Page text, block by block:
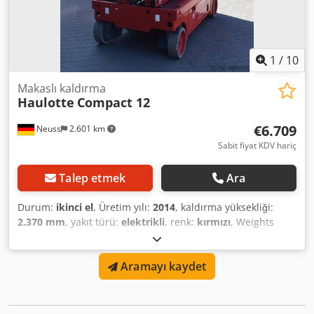
taşıma yüksekliği: 1,12 m Yerden yükseklik: 0,07 m Tahrik
tipi: Akü Sadece iç mekanda kullanım: hayır Ağırlık: 2.470 /
2.630 kg Özellikler: beyaz lastikler, mevcut kişisel düşüş
koruma sistemi (PPE) EN795 bağlantı noktaları.
1 / 10
Neuss 2.601 km
Makaslı kaldırma
Haulotte Compact 12
€6.709
Sabit fiyat KDV hariç
Talep etmek Ara
Durum: ikinci el, Üretim yılı: 2014, kaldırma yüksekliği:
2.370 mm, yakıt türü: elektrikli, renk: kırmızı, Weights
Unladen weight: 2,630 kg Functionality Lifting capacity: 300
kg Working height: 1,200 cm CE marking: yes Condition
Overall condition: average Technical condition: average
Visual condition: average Additional information Delivery
Aramayı kaydet